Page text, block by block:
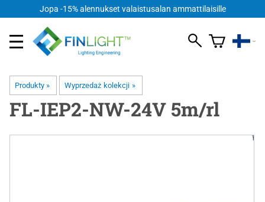
Jopa -15% alennukset valaistusalan ammattilaisille
Produkty ‪» Wyprzedaż kolekcji ‪»
FL-IEP2-NW-24V 5m/rl